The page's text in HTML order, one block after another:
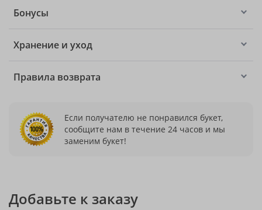
Бонусы
Хранение и уход
Правила возврата
Если получателю не понравился букет,
сообщите нам в течение 24 часов и мы
заменим букет!
Добавьте к заказу